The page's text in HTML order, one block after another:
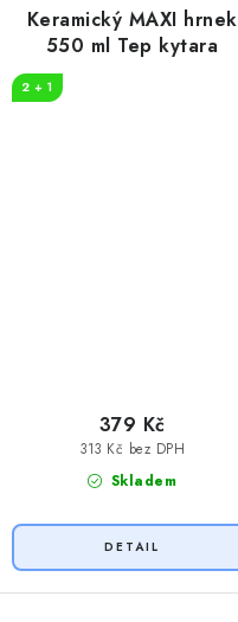
Keramický MAXI hrnek
550 ml Tep kytara
2 + 1
Skladem
313 Kč bez DPH
379 Kč